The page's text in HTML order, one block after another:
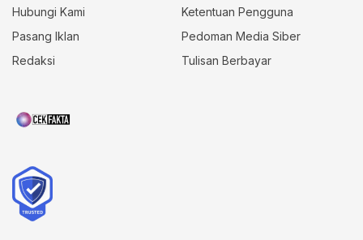
Hubungi Kami
Ketentuan Pengguna
Pasang Iklan
Pedoman Media Siber
Redaksi
Tulisan Berbayar